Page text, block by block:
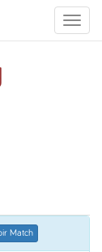
Toggle
Match